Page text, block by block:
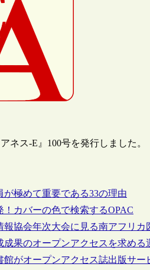
ネス-E』100号を発行しました。
極めて重要である33の理由
カバーの色で検索するOPAC
協会年次大会に見る南アフリカ
果のオープンアクセスを求める
がオープンアクセス誌出版サー